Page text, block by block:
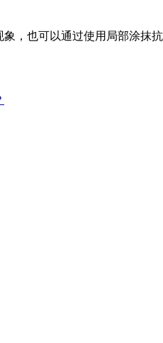
，也可以通过使用局部涂抹